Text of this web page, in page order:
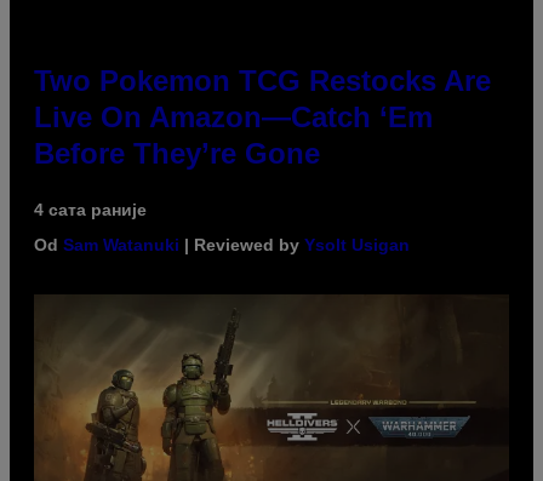
Two Pokemon TCG Restocks Are
Live On Amazon—Catch ‘Em
Before They’re Gone
4 сата раније
Od Sam Watanuki | Reviewed by Ysolt Usigan